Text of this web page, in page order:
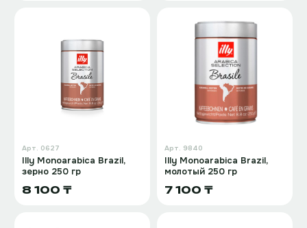
Арт. 0627
Illy Monoarabica Brazil,
зерно 250 гр
8 100 ₸
Арт. 9840
Illy Monoarabica Brazil,
молотый 250 гр
7 100 ₸